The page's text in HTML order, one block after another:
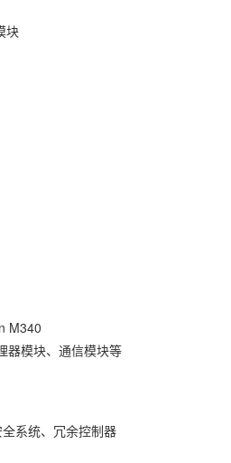
块
M340
器模块、通信模块等
系统、冗余控制器